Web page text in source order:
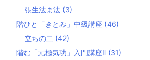
張生法ま法 (3)
階ひと「きとみ」中級講座 (46)
立ちの二 (42)
階む「元極気功」入門講座Ⅱ (31)